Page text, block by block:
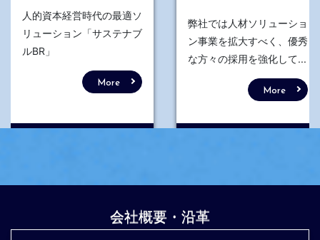
人的資本経営時代の最適ソ
リューション「サステナブ
ルBR」
More
弊社では人材ソリューショ
ン事業を拡大すべく、優秀
な方々の採用を強化して...
More
会社概要・沿革